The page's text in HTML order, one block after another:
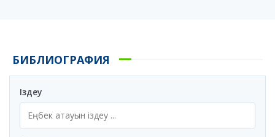
БИБЛИОГРАФИЯ
Іздеу